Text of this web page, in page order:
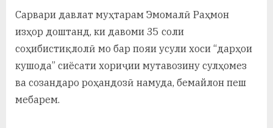
Сарвари давлат муҳтарам Эмомалӣ Раҳмон
изҳор доштанд, ки давоми 35 соли
соҳибистиқлолӣ мо бар пояи усули хоси “дарҳои
кушода” сиёсати хориҷии мутавозину сулҳомез
ва созандаро роҳандозӣ намуда, бемайлон пеш
мебарем.